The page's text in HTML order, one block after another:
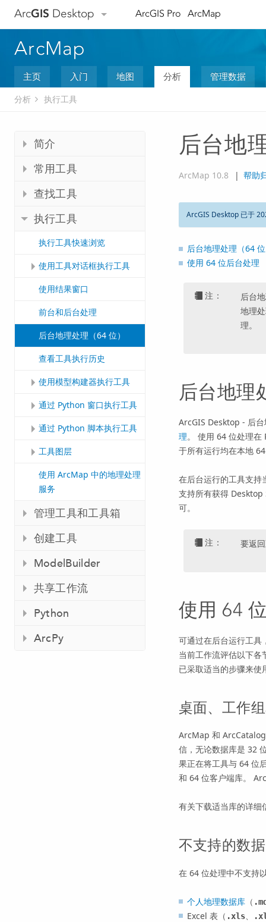
ArcGIS Desktop ArcGIS Pro ArcMap
ArcMap
主页 入门 地图 分析 管理数据
分析 执行工具
简介
常用工具
查找工具
执行工具
执行工具快速浏览
使用工具对话框执行工具
使用结果窗口
前台和后台处理
后台地理处理（64 位）
查看工具执行历史
使用模型构建器执行工具
通过 Python 窗口执行工具
通过 Python 脚本执行工具
工具图层
使用 ArcMap 中的地理处理
服务
管理工具和工具箱
创建工具
ModelBuilder
共享工作流
Python
ArcPy
后台地
ArcMap 10.8 | 帮助
ArcGIS Desktop 已于
后台地理处理（64
使用 64 位后台处理
注：
后台
地理
理。
后台地理
ArcGIS Desktop - 后
理。 使用 64 位处理在
于所有运行均在本地
在后台运行的工具支
支持所有获得
可。
注： 要返
使用 64
可通过在后台运行工具
当前工作流评估以下各
已采取适当的步骤来使
桌面、工作
ArcMap 和
信，无论数据库是 32
果正在将工具与 64 位
和 64 位客户端库。
有关下载适当库的详细
不支持的数
在 64 位处理中不支持
个人地理数据库（
Excel 表（ .xls、